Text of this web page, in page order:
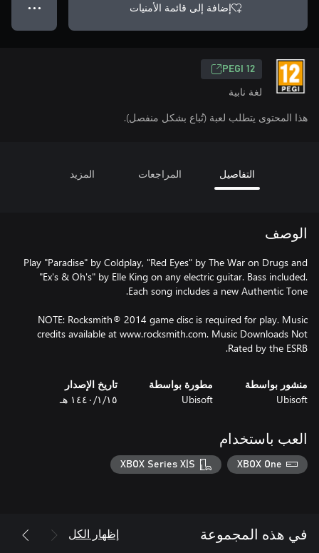
إضافة إلى قائمة الأمنيات ● ● ●
PEGI 12
لغة نابية
هذا المحتوى يتطلب لعبة (تُباع بشكل منفصل).
التفاصيل المراجعات المزيد
الوصف
Play "Paradise" by Coldplay, "Red Eyes" by The War on Drugs and
"Ex's & Oh's" by Elle King on any electric guitar. Bass included.
NOTE: Rocksmith® 2014 game disc is required for play. Music
credits available at www.rocksmith.com. Music Downloads Not
Rated by the ESRB.
منشور بواسطة
Ubisoft
مطورة بواسطة
Ubisoft
تاريخ الإصدار
١٥‏/١‏/١٤٤٠ هـ
العب باستخدام
XBOX One
XBOX Series X|S
في هذه المجموعة إظهار الكل